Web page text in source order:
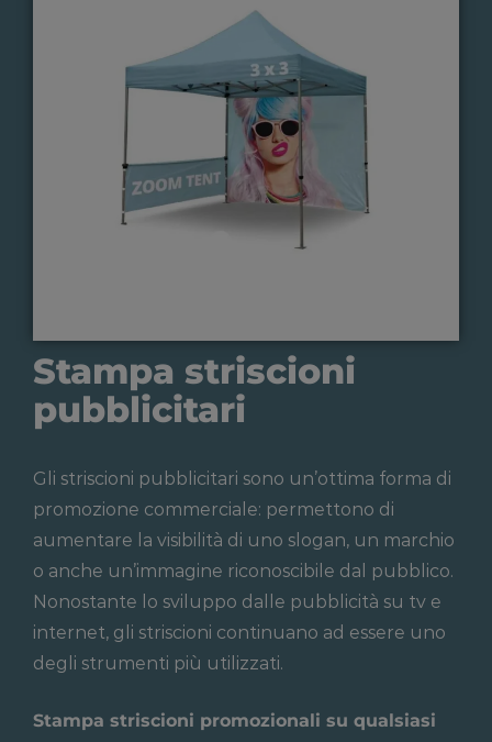
Stampa striscioni
pubblicitari
Gli striscioni pubblicitari sono un’ottima forma di
promozione commerciale: permettono di
aumentare la visibilità di uno slogan, un marchio
o anche un’immagine riconoscibile dal pubblico.
Nonostante lo sviluppo dalle pubblicità su tv e
internet, gli striscioni continuano ad essere uno
degli strumenti più utilizzati.
Stampa striscioni promozionali su qualsiasi